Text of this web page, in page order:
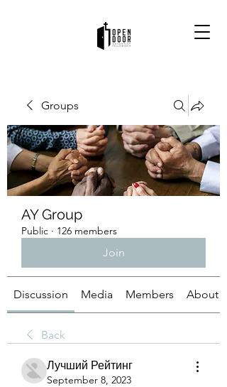
Groups
AY Group
Public · 126 members
Join
Discussion Media Members About
Back
Лучший Рейтинг
September 8, 2023